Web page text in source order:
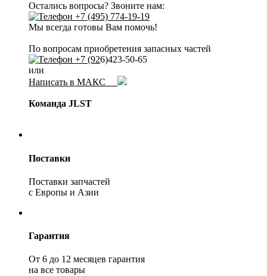
Остались вопросы? Звоните нам:
+7 (495) 774-19-19
Мы всегда готовы Вам помочь!
По вопросам приобретения запасных частей
+7 (926)423-50-65
или
Написать в МАКС
Команда JLST
Поставки
Поставки запчастей
с Европы и Азии
Гарантия
От 6 до 12 месяцев гарантия
на все товары